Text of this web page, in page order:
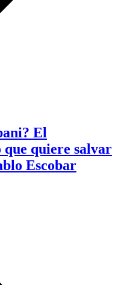
El
quiere salvar
Escobar